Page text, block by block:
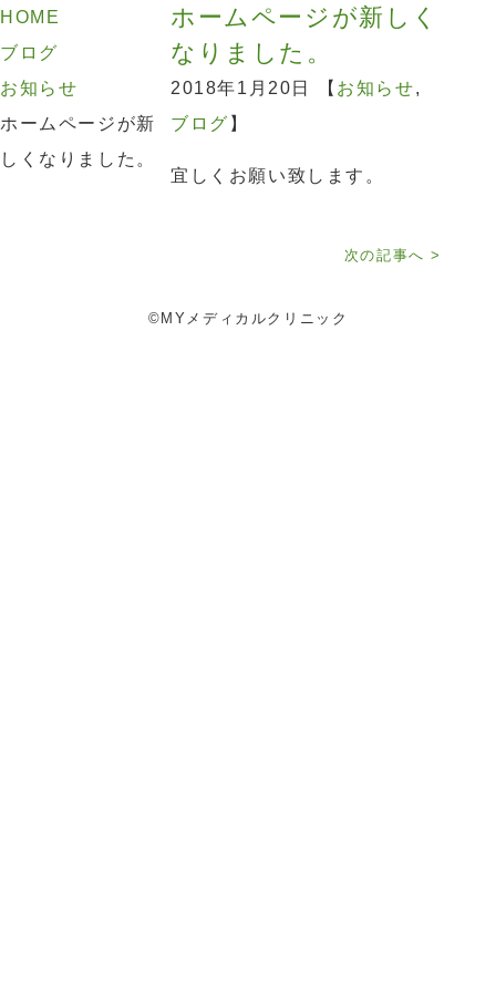
HOME
ブログ
お知らせ
ホームページが新
しくなりました。
ホームページが新しく
なりました。
2018年1月20日 【 お知らせ,
ブログ 】
宜しくお願い致します。
次の記事へ >
©MYメディカルクリニック